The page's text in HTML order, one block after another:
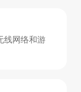
线网络和游